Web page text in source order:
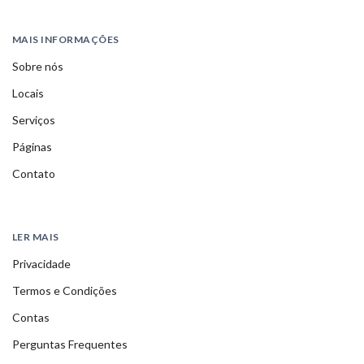
MAIS INFORMAÇÕES
Sobre nós
Locais
Serviços
Páginas
Contato
LER MAIS
Privacidade
Termos e Condições
Contas
Perguntas Frequentes